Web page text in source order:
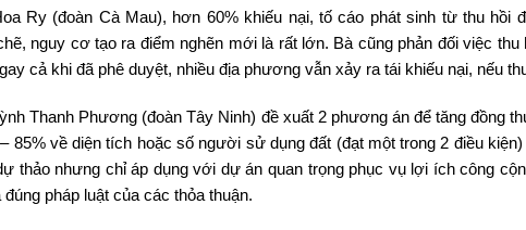
Ry (đoàn Cà Mau), hơn 60% khiếu nại, tố cáo phát sinh từ thu hồi
nguy cơ tạo ra điểm nghẽn mới là rất lớn. Bà cũng phản đối việc
cả khi đã phê duyệt, nhiều địa phương vẫn xảy ra tái khiếu nại, nếu
Thanh Phương (đoàn Tây Ninh) đề xuất 2 phương án để tăng đồng
85% về diện tích hoặc số người sử dụng đất (đạt một trong 2 điều
thảo nhưng chỉ áp dụng với dự án quan trọng phục vụ lợi ích công
pháp luật của các thỏa thuận.